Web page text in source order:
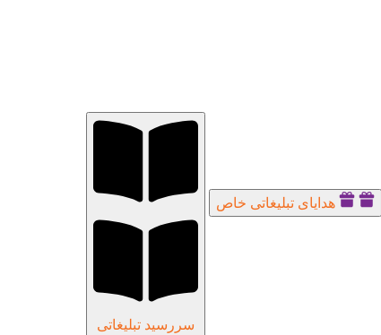
هدایای تبلیغاتی خاص
سررسید تبلیغاتی